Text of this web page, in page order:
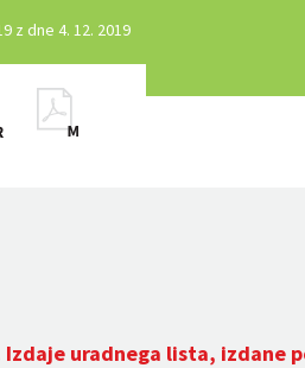
z dne 4. 12. 2019
Izdaje uradnega lista, izdane